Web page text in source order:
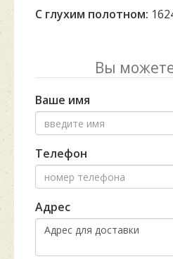
С глухим полотном:
Вы
Ваше имя
Телефон
Адрес